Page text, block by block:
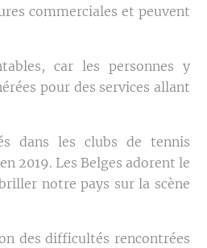
commerciales et peuvent
car les personnes y
pour des services allant
dans les clubs de tennis
2019. Les Belges adorent le
notre pays sur la scène
des difficultés rencontrées